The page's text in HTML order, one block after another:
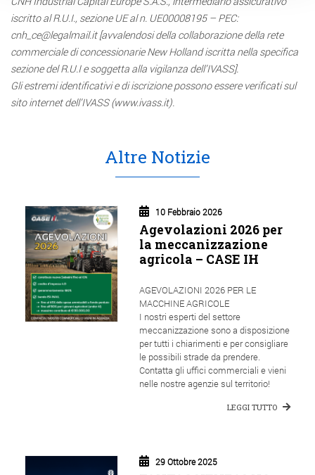
iscritto al R.U.I., sezione UE al n. UE00008195 – PEC:
cnh_ce@legalmail.it [avvalendosi della collaborazione della rete
commerciale di concessionarie New Holland iscritta nella specifica
sezione del R.U.I e soggetta alla vigilanza dell’IVASS].
Gli estremi identificativi e di iscrizione possono essere verificati sul
sito internet dell’IVASS (www.ivass.it).
Altre Notizie
10 Febbraio 2026
Agevolazioni 2026 per
la meccanizzazione
agricola – CASE IH
AGEVOLAZIONI 2026 PER LE
MACCHINE AGRICOLE
I nostri esperti del settore
meccanizzazione sono a disposizione
per tutti i chiarimenti e per consigliare
le possibili strade da prendere.
Contatta gli uffici commerciali e vieni
nelle nostre agenzie sul territorio!
LEGGI TUTTO
29 Ottobre 2025